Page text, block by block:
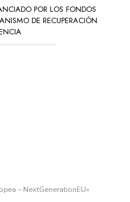
POR LOS FONDOS
DE RECUPERACIÓN
– NextGenerationEU»